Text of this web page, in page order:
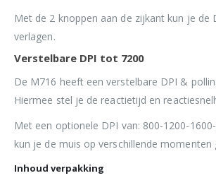
Met de 2 knoppen aan de zijkant kun je de
verlagen.
Verstelbare DPI tot 7200
De M716 heeft een verstelbare DPI &
Hiermee stel je de reactietijd en
Met een optionele DPI van: 800-1200-
kun je de muis op verschillende momenten
Inhoud verpakking